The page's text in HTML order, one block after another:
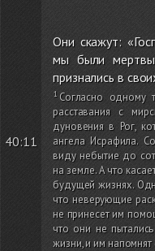
40:11
Они скажут:
мы были
признались в
Согласно одному
расставания с
дуновения в Рог,
ангела Исрафила.
виду небытие до
на земле. А что
будущей жизнях.
что неверующие
не принесет им
что они не
жизни, и им